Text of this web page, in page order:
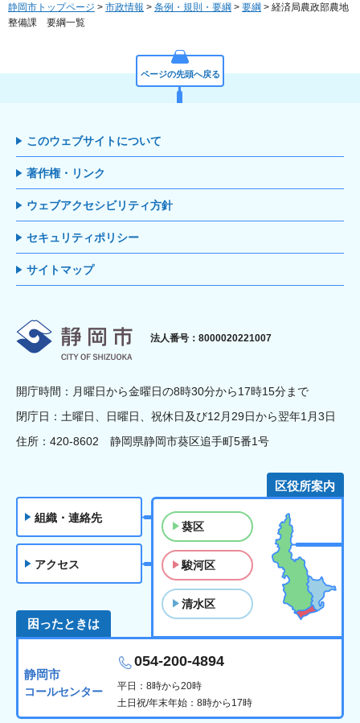
静岡市トップページ > 市政情報 > 条例・規則・要綱 > 要綱 > 経済局農政部農地
整備課 要綱一覧
ページの先頭へ戻る
このウェブサイトについて
著作権・リンク
ウェブアクセシビリティ方針
セキュリティポリシー
サイトマップ
静岡市
法人番号：8000020221007
開庁時間：月曜日から金曜日の8時30分から17時15分まで
閉庁日：土曜日、日曜日、祝休日及び12月29日から翌年1月3日
住所：420-8602 静岡県静岡市葵区追手町5番1号
組織・連絡先
アクセス
区役所案内
葵区
駿河区
清水区
困ったときは
静岡市
コールセンター
054-200-4894
平日：8時から20時
土日祝/年末年始：8時から17時